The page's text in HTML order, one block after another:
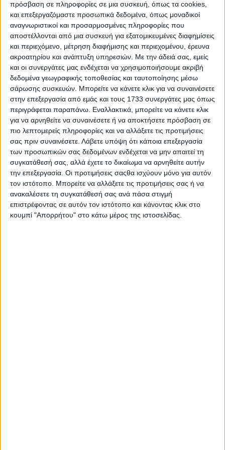
πρόσβαση σε πληροφορίες σε μια συσκευή, όπως τα cookies,
και επεξεργαζόμαστε προσωπικά δεδομένα, όπως μοναδικοί
αναγνωριστικοί και προσαρμοσμένες πληροφορίες που
αποστέλλονται από μια συσκευή για εξατομικευμένες διαφημίσεις
και περιεχόμενο, μέτρηση διαφήμισης και περιεχομένου, έρευνα
ακροατηρίου και ανάπτυξη υπηρεσιών. Με την άδειά σας, εμείς
και οι συνεργάτες μας ενδέχεται να χρησιμοποιήσουμε ακριβή
δεδομένα γεωγραφικής τοποθεσίας και ταυτοποίησης μέσω
σάρωσης συσκευών. Μπορείτε να κάνετε κλικ για να συναινέσετε
στην επεξεργασία από εμάς και τους 1733 συνεργάτες μας όπως
περιγράφεται παραπάνω. Εναλλακτικά, μπορείτε να κάνετε κλικ
για να αρνηθείτε να συναινέσετε ή να αποκτήσετε πρόσβαση σε
πιο λεπτομερείς πληροφορίες και να αλλάξετε τις προτιμήσεις
σας πριν συναινέσετε. Λάβετε υπόψη ότι κάποια επεξεργασία
των προσωπικών σας δεδομένων ενδέχεται να μην απαιτεί τη
συγκατάθεσή σας, αλλά έχετε το δικαίωμα να αρνηθείτε αυτήν
την επεξεργασία. Οι προτιμήσεις σαςθα ισχύουν μόνο για αυτόν
τον ιστότοπο. Μπορείτε να αλλάξετε τις προτιμήσεις σας ή να
ανακαλέσετε τη συγκατάθεσή σας ανά πάσα στιγμή
επιστρέφοντας σε αυτόν τον ιστότοπο και κάνοντας κλικ στο
κουμπί "Απορρήτου" στο κάτω μέρος της ιστοσελίδας.
προσαρτάται στο όχημά σας είτε περνώντας στην
πόρπη της ζώνης ασφαλείας ή στην ειδική υποδοχή
για το παιδικό κάθισμα, βοηθώντας τον σκύλο σας
να μην κινείται μέσα στο όχημα.
Κλουβιά μεταφοράς: Η χρήση ενός ασφαλούς
κλουβιού μεταφοράς κατοικίδιων είναι ένας άλλος
τρόπος για να ταξιδέψετε με ασφάλεια, παρέα με
τον αγαπημένο σας σκύλο. Τα μικρότερα σκυλιά
μπορούν να φιλοξενηθούν σε ένα φορητό κλουβί
που μπορεί να ασφαλιστεί στα πίσω καθίσματα
χρησιμοποιώντας τις ζώνες ασφαλείας και σε
συνδυασμό με μαξιλάρια για να περιοριστεί η
κίνηση. Τα μεσαία και μεγαλόσωμα κατοικίδια ζώα
πρέπει να τοποθετούνται σε ένα ανθεκτικό κλουβί
που θα ασφαλίζεται στον χώρο αποσκευών. Και στις
δύο περιπτώσεις, το κλουβί πρέπει να στερεωθεί